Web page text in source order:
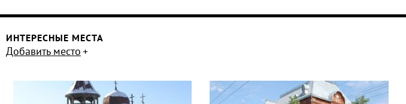
ИНТЕРЕСНЫЕ МЕСТА
Добавить место